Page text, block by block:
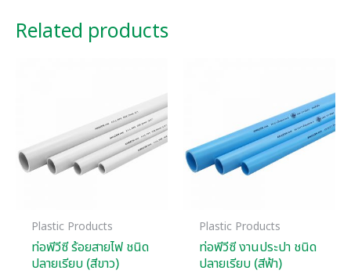
Related products
Plastic Products
ท่อพีวีซี ร้อยสายไฟ ชนิด
ปลายเรียบ (สีขาว)
Plastic Products
ท่อพีวีซี งานประปา ชนิด
ปลายเรียบ (สีฟ้า)